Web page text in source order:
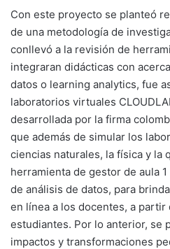
Con este proyecto se planteó
de una metodología de
conllevó a la revisión de
integraran didácticas con
datos o learning analytics, fue
laboratorios virtuales
desarrollada por la firma
que además de simular los
ciencias naturales, la física y la
herramienta de gestor de aula
de análisis de datos, para
en línea a los docentes, a partir
estudiantes. Por lo anterior, se
impactos y transformaciones